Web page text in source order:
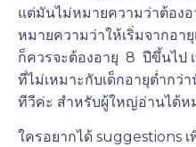
แต่มันไม่หมายความว่าต้องอ
หมายความว่าให้เริ่มจากอา
ก็ควรจะต้องอายุ 8 ปีขึ้นไป
ที่ไม่เหมาะกับเด็กอายุต่ำกว่
ทีวีค่ะ สำหรับผู้ใหญ่อ่านได้ห
ใครอยากได้ suggestions